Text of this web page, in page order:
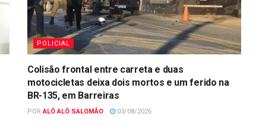
POLICIAL
Colisão frontal entre carreta e duas
motocicletas deixa dois mortos e um ferido na
BR-135, em Barreiras
POR ALÔ ALÔ SALOMÃO 03/08/2026